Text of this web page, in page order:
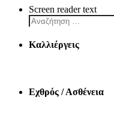
Screen reader text
Καλλιέργεις
Εχθρός / Ασθένεια